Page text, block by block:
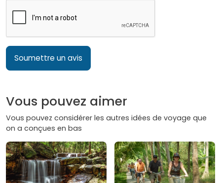
Soumettre un avis
Vous pouvez aimer
Vous pouvez considérer les autres idées de voyage que
on a conçues en bas